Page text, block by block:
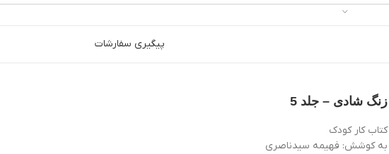
پیگیری سفارشات
زنگ شادی – جلد 5
کتاب کار کودک
به کوشش: فهيمه سيدناصری